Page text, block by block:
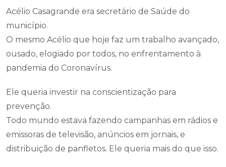
Acélio Casagrande era secretário de Saúde do
município.
O mesmo Acélio que hoje faz um trabalho avançado,
ousado, elogiado por todos, no enfrentamento à
pandemia do Coronavírus.
Ele queria investir na conscientização para
prevenção.
Todo mundo estava fazendo campanhas em rádios e
emissoras de televisão, anúncios em jornais, e
distribuição de panfletos. Ele queria mais do que isso.